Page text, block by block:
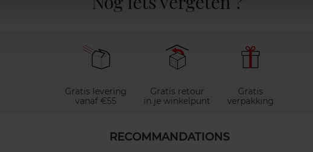
Gratis levering
vanaf €55
Gratis retour
in je winkelpunt
Gratis
verpakking
RECOMMANDATIONS